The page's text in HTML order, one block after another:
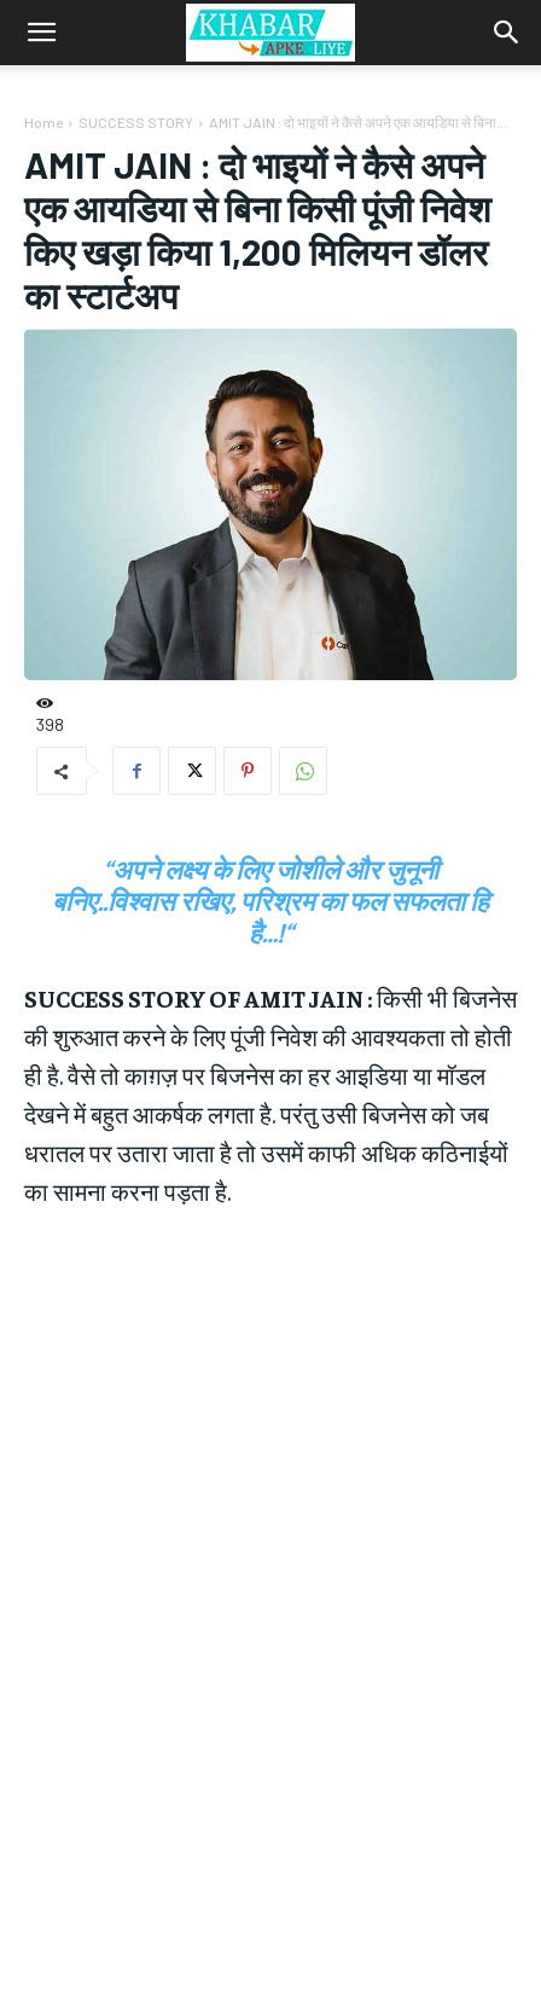
Home SUCCESS STORY AMIT JAIN : दो भाइयों ने कैसे अपने एक आयडिया से बिना...
AMIT JAIN : दो भाइयों ने कैसे अपने
एक आयडिया से बिना किसी पूंजी निवेश
किए खड़ा किया 1,200 मिलियन डॉलर
का स्टार्टअप
398
“अपने लक्ष्य के लिए जोशीले और जुनूनी
बनिए..विश्वास रखिए, परिश्रम का फल सफलता हि
है…!“
SUCCESS STORY OF AMIT JAIN :किसी भी बिजनेस
की शुरुआत करने के लिए पूंजी निवेश की आवश्यकता तो होती
ही है. वैसे तो काग़ज़ पर बिजनेस का हर आइडिया या मॉडल
देखने में बहुत आकर्षक लगता है. परंतु उसी बिजनेस को जब
धरातल पर उतारा जाता है तो उसमें काफी अधिक कठिनाईयों
का सामना करना पड़ता है.